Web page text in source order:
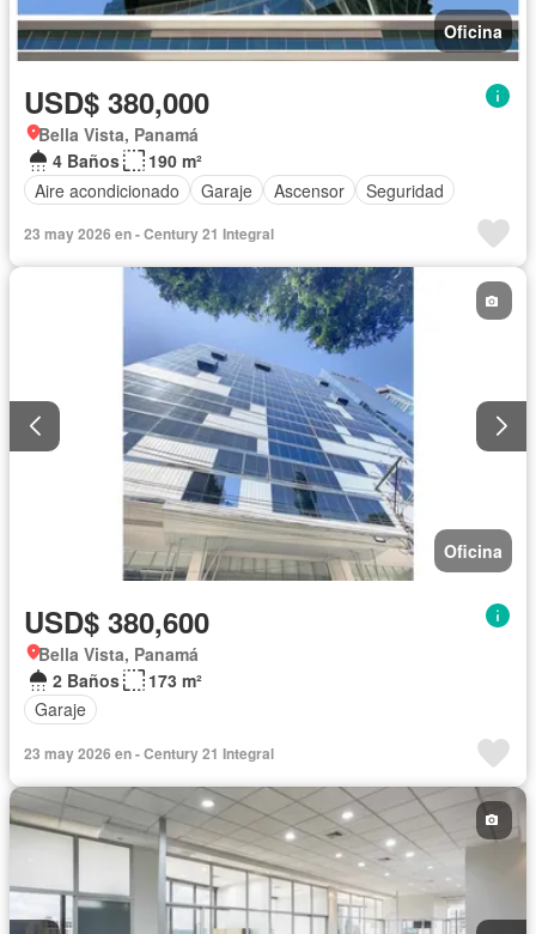
Oficina
USD$ 380,000
Bella Vista, Panamá
4 Baños
190 m²
Aire acondicionado
Garaje Ascensor Seguridad
23 may 2026 en - Century 21 Integral
Oficina
USD$ 380,600
Bella Vista, Panamá
2 Baños
173 m²
Garaje
23 may 2026 en - Century 21 Integral